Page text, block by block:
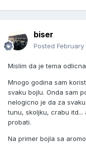
biser
Posted February
Mislim da je tema
Mnogo godina sam
svaku bojlu. Onda sam
nelogicno je da za
tunu, skoljku, crabu itd...
probati.
Na primer bojla sa